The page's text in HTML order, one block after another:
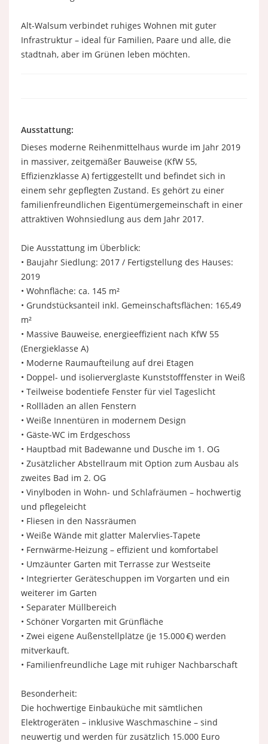
Alt-Walsum verbindet ruhiges Wohnen mit guter
Infrastruktur – ideal für Familien, Paare und alle, die
stadtnah, aber im Grünen leben möchten.
Ausstattung:
Dieses moderne Reihenmittelhaus wurde im Jahr 2019
in massiver, zeitgemäßer Bauweise (KfW 55,
Effizienzklasse A) fertiggestellt und befindet sich in
einem sehr gepflegten Zustand. Es gehört zu einer
familienfreundlichen Eigentümergemeinschaft in einer
attraktiven Wohnsiedlung aus dem Jahr 2017.
Die Ausstattung im Überblick:
• Baujahr Siedlung: 2017 / Fertigstellung des Hauses:
2019
• Wohnfläche: ca. 145 m²
• Grundstücksanteil inkl. Gemeinschaftsflächen: 165,49
m²
• Massive Bauweise, energieeffizient nach KfW 55
(Energieklasse A)
• Moderne Raumaufteilung auf drei Etagen
• Doppel- und isolierverglaste Kunststofffenster in Weiß
• Teilweise bodentiefe Fenster für viel Tageslicht
• Rollläden an allen Fenstern
• Weiße Innentüren in modernem Design
• Gäste-WC im Erdgeschoss
• Hauptbad mit Badewanne und Dusche im 1. OG
• Zusätzlicher Abstellraum mit Option zum Ausbau als
zweites Bad im 2. OG
• Vinylboden in Wohn- und Schlafräumen – hochwertig
und pflegeleicht
• Fliesen in den Nassräumen
• Weiße Wände mit glatter Malervlies-Tapete
• Fernwärme-Heizung – effizient und komfortabel
• Umzäunter Garten mit Terrasse zur Westseite
• Integrierter Geräteschuppen im Vorgarten und ein
weiterer im Garten
• Separater Müllbereich
• Schöner Vorgarten mit Grünfläche
• Zwei eigene Außenstellplätze (je 15.000 €) werden
mitverkauft.
• Familienfreundliche Lage mit ruhiger Nachbarschaft
Besonderheit:
Die hochwertige Einbauküche mit sämtlichen
Elektrogeräten – inklusive Waschmaschine – sind
neuwertig und werden für zusätzlich 15.000 Euro